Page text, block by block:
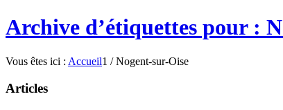
Archive d’étiquettes pour :
Vous êtes ici : Accueil1 / Nogent-sur-Oise
Articles